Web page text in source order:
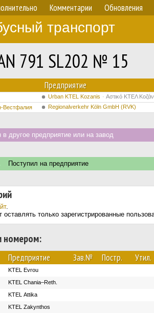
Комментарии Обновления
транспорт
791 SL202 № 15
Предприятие
Urban KTEL Kozanis Αστικό ΚΤΕΛ
Вестфалия Regionalverkehr Köln GmbH (RVK)
другое предприятие или на завод
Поступил на предприятие
.
оставлять только зарегистрированные
номером:
Предприятие Зав.№ Постр. Утил.
KTEL Evrou
KTEL Chania–Reth.
KΤΕL Αttika
KTEL Zakynthos